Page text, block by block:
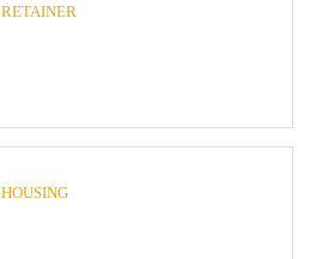
RETAINER
HOUSING